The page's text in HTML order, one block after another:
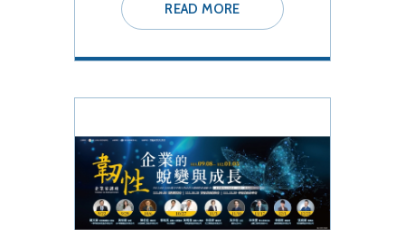
READ MORE